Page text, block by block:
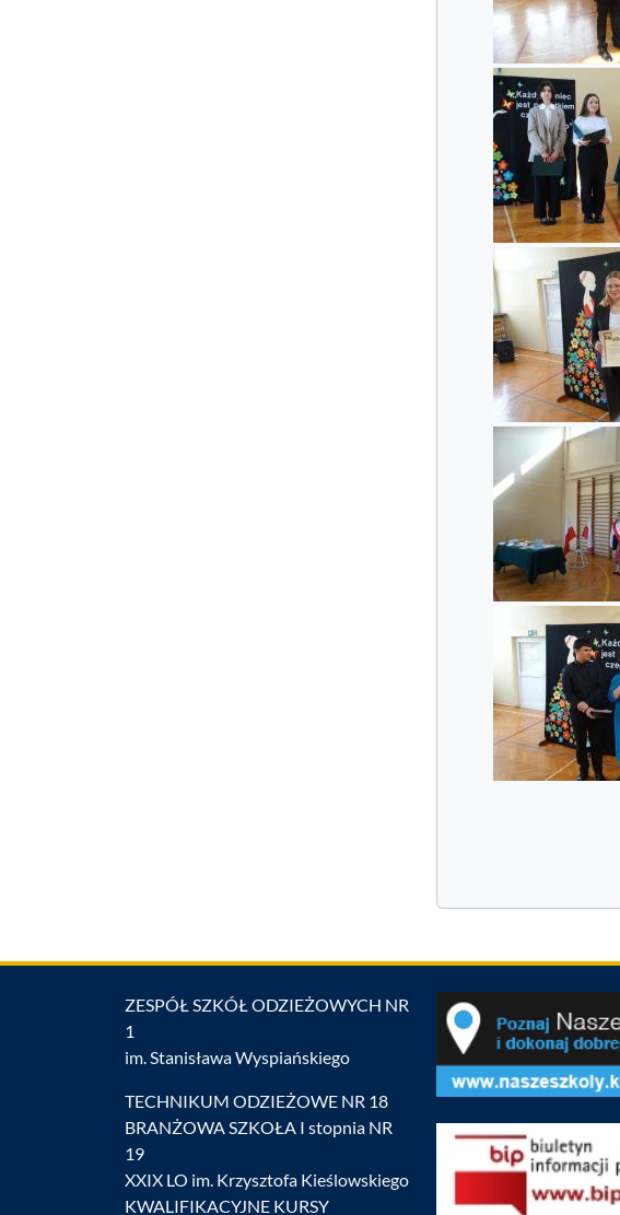
ZESPÓŁ SZKÓŁ ODZIEŻOWYCH NR
1
im. Stanisława Wyspiańskiego
TECHNIKUM ODZIEŻOWE NR 18
BRANŻOWA SZKOŁA I stopnia NR
19
XXIX LO im. Krzysztofa Kieślowskiego
KWALIFIKACYJNE KURSY